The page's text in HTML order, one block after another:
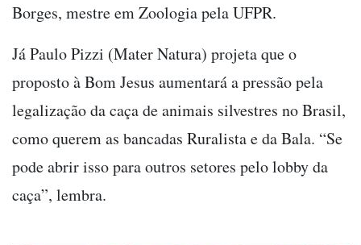
Borges, mestre em Zoologia pela UFPR.
Já Paulo Pizzi (Mater Natura) projeta que o
proposto à Bom Jesus aumentará a pressão pela
legalização da caça de animais silvestres no Brasil,
como querem as bancadas Ruralista e da Bala. “Se
pode abrir isso para outros setores pelo lobby da
caça”, lembra.